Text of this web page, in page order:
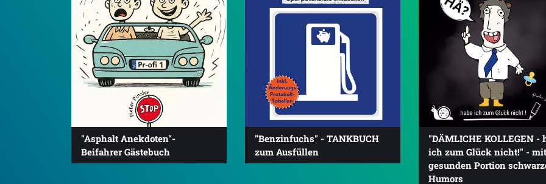
"Asphalt Anekdoten"-
Beifahrer Gästebuch
"Benzinfuchs" - TANKBUCH
zum Ausfüllen
"DÄMLICHE KOLLEGEN -
ich zum Glück nicht!" -
gesunden Portion
Humors